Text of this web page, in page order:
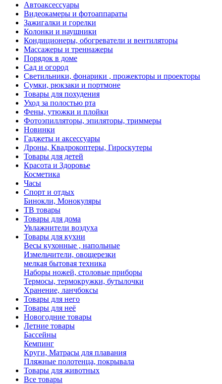
Автоаксессуары
Видеокамеры и фотоаппараты
Зажигалки и горелки
Колонки и наушники
Кондиционеры, обогреватели и вентиляторы
Массажеры и треннажеры
Порядок в доме
Сад и огород
Светильники, фонарики , прожекторы и проекторы
Сумки, рюкзаки и портмоне
Товары для похудения
Уход за полостью рта
Фены, утюжки и плойки
Фотоэпилляторы, эпиляторы, триммеры
Новинки
Гаджеты и аксессуары
Дроны, Квадрокоптеры, Гироскутеры
Товары для детей
Красота и Здоровье
Косметика
Часы
Спорт и отдых
Бинокли, Монокуляры
ТВ товары
Товары для дома
Увлажнители воздуха
Товары для кухни
Весы кухонные , напольные
Измельчители, овощерезки
мелкая бытовая техника
Наборы ножей, столовые приборы
Термосы, термокружки, бутылочки
Хранение, ланчбоксы
Товары для него
Товары для неё
Новогодние товары
Летние товары
Бассейны
Кемпинг
Круги, Матрасы для плавания
Пляжные полотенца, покрывала
Товары для животных
Все товары